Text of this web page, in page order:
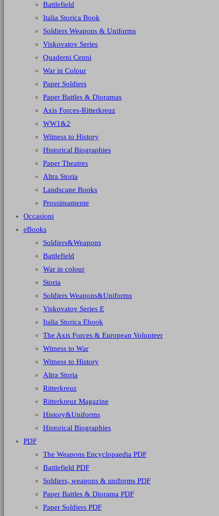
Battlefield
Italia Storica Book
Soldiers Weapons & Uniforms
Viskovatov Series
Quaderni Cenni
War in Colour
Paper Soldiers
Paper Battles & Dioramas
Axis Forces-Ritterkreuz
WW1&2
Witness to History
Historical Biographies
Paper Theatres
Altra Storia
Landscape Books
Prossimamente
Occasioni
eBooks
Soldiers&Weapons
Battlefield
War in colour
Storia
Soldiers Weapons&Uniforms
Viskovatov Series E
Italia Storica Ebook
The Axis Forces & European Volunteer
Witness to War
Witness to History
Altra Storia
Ritterkreuz
Ritterkreuz Magazine
History&Uniforms
Historical Biographies
PDF
The Weapons Encyclopaedia PDF
Battlefield PDF
Soldiers, weapons & uniforms PDF
Paper Battles & Diorama PDF
Paper Soldiers PDF